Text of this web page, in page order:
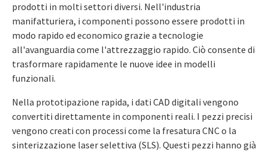
prodotti in molti settori diversi. Nell'industria
manifatturiera, i componenti possono essere prodotti in
modo rapido ed economico grazie a tecnologie
all'avanguardia come l'attrezzaggio rapido. Ciò consente di
trasformare rapidamente le nuove idee in modelli
funzionali.
Nella prototipazione rapida, i dati CAD digitali vengono
convertiti direttamente in componenti reali. I pezzi precisi
vengono creati con processi come la fresatura CNC o la
sinterizzazione laser selettiva (SLS). Questi pezzi hanno già